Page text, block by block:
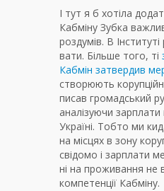
І тут я б хотіла
Кабміну Зубка
роздумів. В
вати. Більше того, ті
Кабмін затвердив
створюють
писав громадський
аналізуючи зарплати
Україні. Тобто ми
на місцях в зону
свідомо і зарплати
ні на проживання не
компетенції Кабміну.